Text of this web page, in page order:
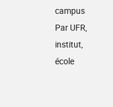
campus
Par UFR,
institut,
école